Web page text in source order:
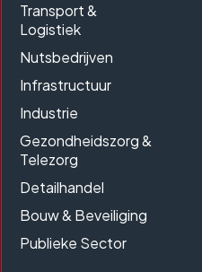
Transport &
Logistiek
Nutsbedrijven
Infrastructuur
Industrie
Gezondheidszorg &
Telezorg
Detailhandel
Bouw & Beveiliging
Publieke Sector